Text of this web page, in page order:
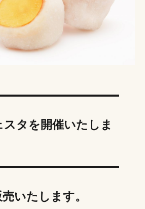
タを開催いたしま
いたします。